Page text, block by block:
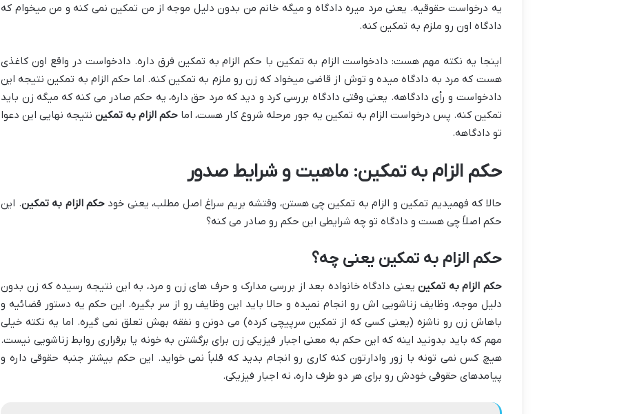
یه درخواست حقوقیه. یعنی مرد میره دادگاه و میگه خانم من بدون دلیل موجه از من تمکین نمی کنه و من میخوام که
دادگاه اون رو ملزم به تمکین کنه.
اینجا یه نکته مهم هست: دادخواست الزام به تمکین با حکم الزام به تمکین فرق داره. دادخواست در واقع اون کاغذی
هست که مرد به دادگاه میده و توش از قاضی میخواد که زن رو ملزم به تمکین کنه. اما حکم الزام به تمکین نتیجه این
دادخواست و رأی دادگاهه. یعنی وقتی دادگاه بررسی کرد و دید که مرد حق داره، یه حکم صادر می کنه که میگه زن باید
تمکین کنه. پس درخواست الزام به تمکین یه جور مرحله شروع کار هست، اما حکم الزام به تمکیننتیجه نهایی این دعوا
تو دادگاهه.
حکم الزام به تمکین: ماهیت و شرایط صدور
حالا که فهمیدیم تمکین و الزام به تمکین چی هستن، وقتشه بریم سراغ اصل مطلب، یعنی خود حکم الزام به تمکین. این
حکم اصلاً چی هست و دادگاه تو چه شرایطی این حکم رو صادر می کنه؟
حکم الزام به تمکین یعنی چه؟
حکم الزام به تمکینیعنی دادگاه خانواده بعد از بررسی مدارک و حرف های زن و مرد، به این نتیجه رسیده که زن بدون
دلیل موجه، وظایف زناشویی اش رو انجام نمیده و حالا باید این وظایف رو از سر بگیره. این حکم یه دستور قضائیه و
باهاش زن رو ناشزه (یعنی کسی که از تمکین سرپیچی کرده) می دونن و نفقه بهش تعلق نمی گیره. اما یه نکته خیلی
مهم که باید بدونید اینه که این حکم به معنی اجبار فیزیکی زن برای برگشتن به خونه یا برقراری روابط زناشویی نیست.
هیچ کس نمی تونه با زور وادارتون کنه کاری رو انجام بدید که قلباً نمی خواید. این حکم بیشتر جنبه حقوقی داره و
پیامدهای حقوقی خودش رو برای هر دو طرف داره، نه اجبار فیزیکی.